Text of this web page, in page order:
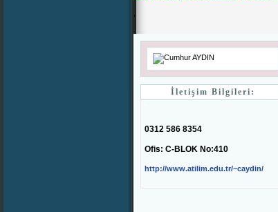
,
İletişim Bilgileri:
0312 586 8354
Ofis: C-BLOK No:410
http://www.atilim.edu.tr/~caydin/